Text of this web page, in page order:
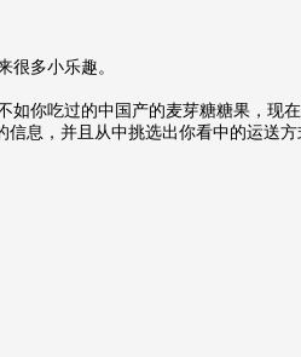
很多小乐趣。
你吃过的中国产的麦芽糖糖果，现
息，并且从中挑选出你看中的运送